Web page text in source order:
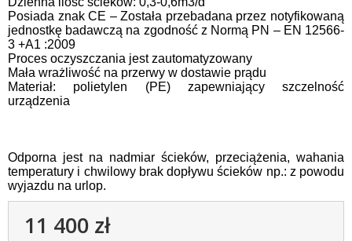
Posiada znak CE – Została przebadana przez notyfikowaną
jednostkę badawczą na zgodność z Normą PN – EN 12566-
3 +A1 :2009
Proces oczyszczania jest zautomatyzowany
Mała wrażliwość na przerwy w dostawie prądu
Materiał: polietylen (PE) zapewniający szczelność
urządzenia
Odporna jest na nadmiar ścieków, przeciążenia, wahania
temperatury i chwilowy brak dopływu ścieków np.: z powodu
wyjazdu na urlop.
11 400 zł